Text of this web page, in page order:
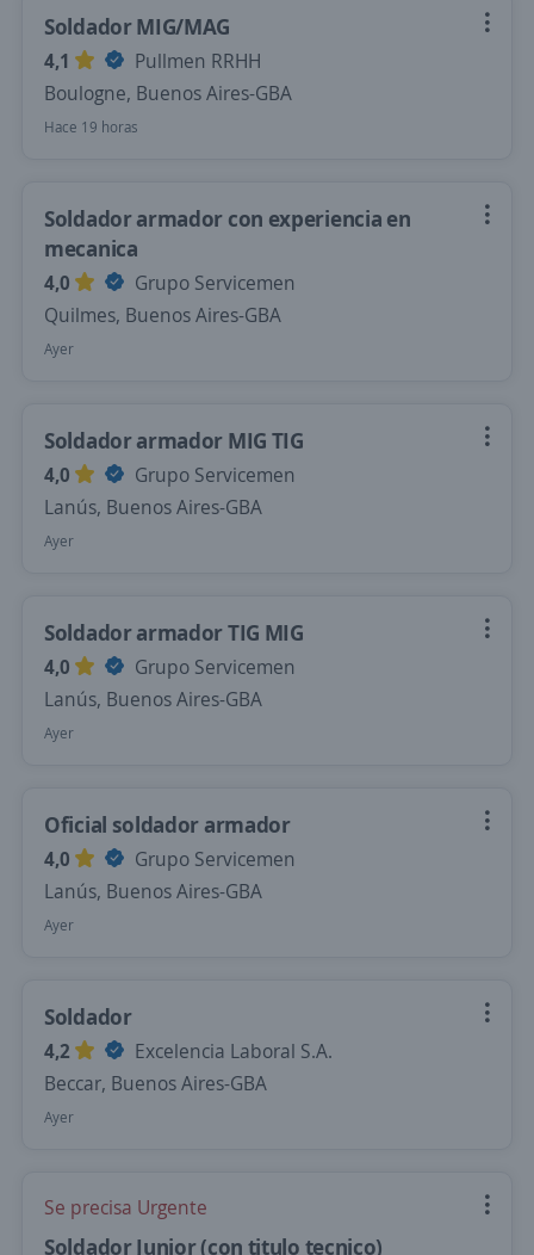
Soldador MIG/MAG
4,1
Pullmen RRHH
Boulogne, Buenos Aires-GBA
Hace 19 horas
Soldador armador con experiencia en
mecanica
4,0
Grupo Servicemen
Quilmes, Buenos Aires-GBA
Ayer
Soldador armador MIG TIG
4,0
Grupo Servicemen
Lanús, Buenos Aires-GBA
Ayer
Soldador armador TIG MIG
4,0
Grupo Servicemen
Lanús, Buenos Aires-GBA
Ayer
Oficial soldador armador
4,0
Grupo Servicemen
Lanús, Buenos Aires-GBA
Ayer
Soldador
4,2
Excelencia Laboral S.A.
Beccar, Buenos Aires-GBA
Ayer
Se precisa Urgente
Soldador Junior (con titulo tecnico)